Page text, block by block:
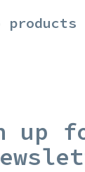
products
up